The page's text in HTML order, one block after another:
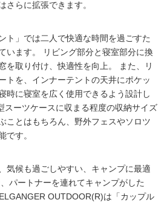
さらに拡張できます。
ト」では二人で快適な時間を過ごすた
います。 リビング部分と寝室部分に換
を取り付け、快適性を向上。 また、リ
トを、インナーテントの天井にポケッ
時に寝室を広く使用できるよう設計し
スーツケースに収まる程度の収納サイズ
ことはもちろん、野外フェスやソロツ
です。
気候も過ごしやすい、キャンプに最適
パートナーを連れてキャンプがした
OUTDOOR(R)は「カップル